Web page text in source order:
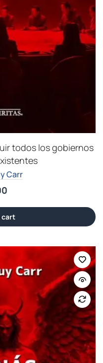
todos los gobiernos
Carr
cart